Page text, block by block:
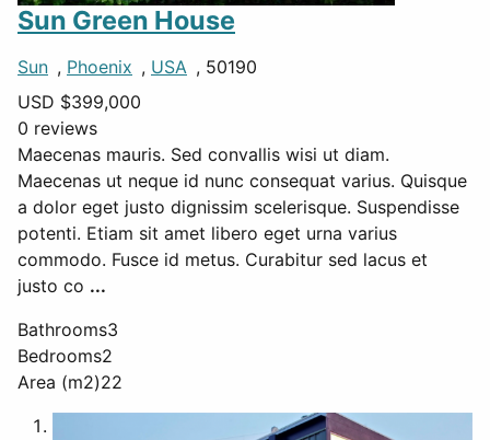
Sun Green House
Sun , Phoenix , USA , 50190
USD $399,000
0 reviews
Maecenas mauris. Sed convallis wisi ut diam.
Maecenas ut neque id nunc consequat varius. Quisque
a dolor eget justo dignissim scelerisque. Suspendisse
potenti. Etiam sit amet libero eget urna varius
commodo. Fusce id metus. Curabitur sed lacus et
justo co ...
Bathrooms3
Bedrooms2
Area (m2)22